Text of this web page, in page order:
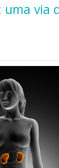
uma via